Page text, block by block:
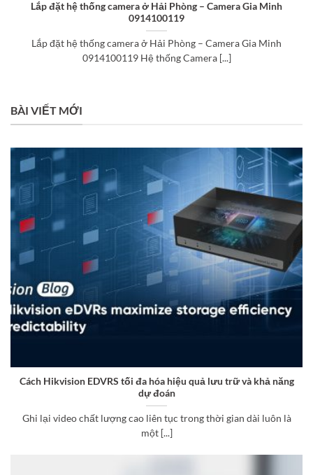
Lắp đặt hệ thống camera ở Hải Phòng – Camera Gia Minh
0914100119
Lắp đặt hệ thống camera ở Hải Phòng – Camera Gia Minh
0914100119 Hệ thống Camera [...]
BÀI VIẾT MỚI
Cách Hikvision EDVRS tối đa hóa hiệu quả lưu trữ và khả năng
dự đoán
Ghi lại video chất lượng cao liên tục trong thời gian dài luôn là
một [...]